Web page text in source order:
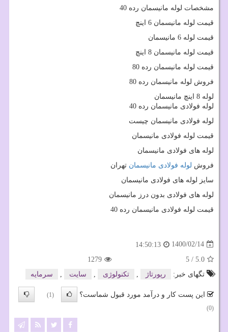
مشخصات لوله مانیسمان رده 40
قیمت لوله مانیسمان 6 اینچ
قیمت لوله 6 مانیسمان
قیمت لوله مانیسمان 8 اینچ
قیمت لوله مانیسمان رده 80
فروش لوله مانیسمان رده 80
لوله 8 اینچ مانیسمان
لوله فولادی مانیسمان رده 40
لوله فولادی مانیسمان چیست
قیمت لوله فولادی مانیسمان
لوله های فولادی مانیسمان
فروش لوله فولادی مانیسمان تهران
سایز لوله های فولادی مانیسمان
لوله های فولادی بدون درز مانیسمان
قیمت لوله فولادی مانیسمان رده 40
1400/02/14
14:50:13
5.0
/
5
1279
تگهای خبر:
رپورتاژ , تكنولوژی , سایت , سرمایه
این پست کار و درآمد مورد قبول شماست؟
(1)
(0)